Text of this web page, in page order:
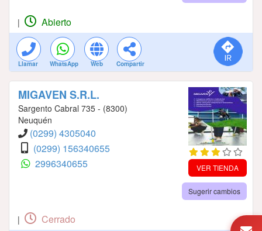
| Abierto
Llamar WhatsApp Web Compartir
MIGAVEN S.R.L.
Sargento Cabral 735 - (8300)
Neuquén
(0299) 4305040
(0299) 156340655
2996340655
VER TIENDA
Sugerir cambios
| Cerrado